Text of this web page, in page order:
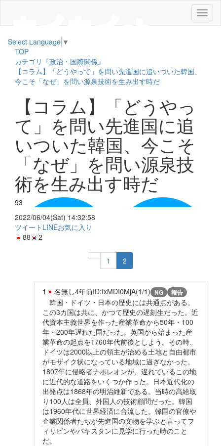
メ
ニ
Select Language ▼
TOP
カテゴリ『政治・国際関係』
【コラム】「どうやって」を問い先進国に追いついた韓国、
今こそ「なぜ」を問い源泉技術を生み出す時だ
【コラム】「どうやっ
て」を問い先進国に追
いついた韓国、今こそ
「なぜ」を問い源泉技
術を生み出す時だ
93
2022/06/04(Sat) 14:32:58
ツイート LINEお気に入り
88
2
1 2
1 名無し4年前ID:IxMDI0MjA(1/1) NG 報告
韓国・ドイツ・日本の歴史には共通点がある。
この3カ国は共に、かつて歴史の遅刻生だった。近
代資本主義世界を作った産業革命から50年・100
年・200年遅れた国だった。英国から始まった産
業革命の起点を1760年代前後としよう。その時、
ドイツは2000以上の領主が治める土地と自由都市
がモザイク状になっている地域に過ぎなかった。
1807年に侵略者ナポレオンが、遅れているこの地
に近代的な道路をいくつか作った。日本近代化の
出発点は1868年の明治維新である。当時の高給取
り100人は全員、外国人の技術顧問だった。韓国
は1960年代に世界経済に合流した。韓国の官僚や
企業関係者たちが先進国の文物を学ぶと言ってフ
ィリピンやパキスタンに見学に行った時のこと
だ。